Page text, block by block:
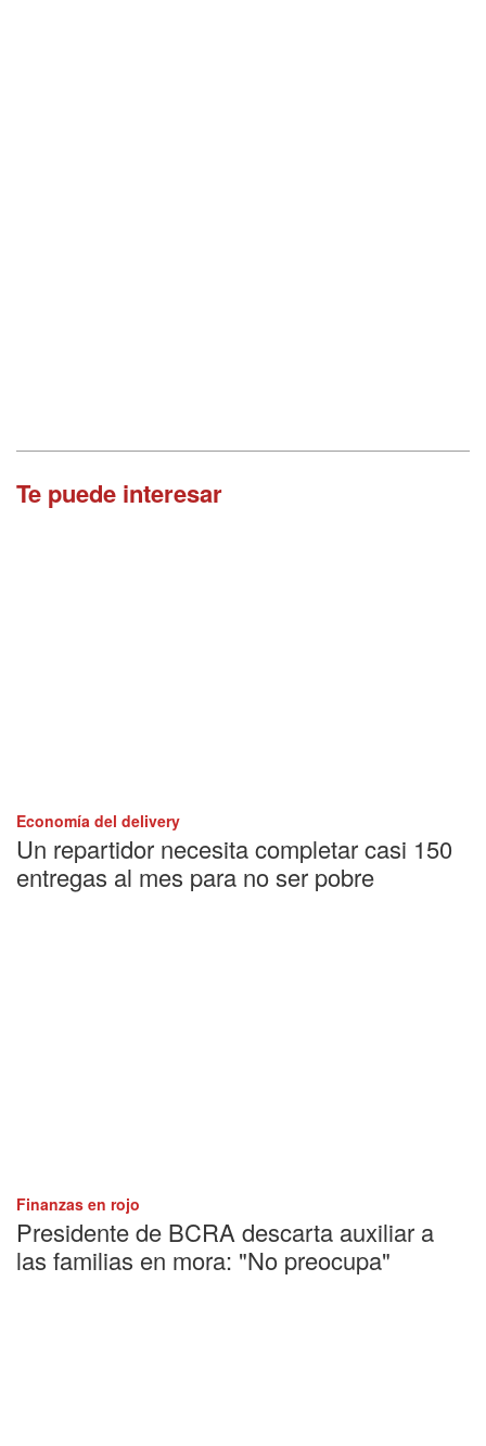
Te puede interesar
Economía del delivery
Un repartidor necesita completar casi 150
entregas al mes para no ser pobre
Finanzas en rojo
Presidente de BCRA descarta auxiliar a
las familias en mora: "No preocupa"